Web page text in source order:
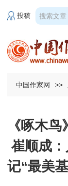
投稿
中国作家网 >>
《啄木
崔顺成
记“最美